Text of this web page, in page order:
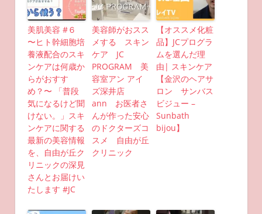
美肌美容 #６
〜ヒト幹細胞培
養液配合のスキ
ンケアは何歳か
らがおすす
め？〜 「普段
気になるけど聞
けない。」スキ
ンケアに関する
最新の美容情報
を、自由が丘ク
リニックの深見
さんとお届けい
たします #JC
美容師がおスス
メする スキン
ケア JC
PROGRAM 美
容室アン アイ
ズ深井店
ann お医者さ
んが作った安心
のドクターズコ
スメ 自由が丘
クリニック
【オススメ化粧
品】JCプログラ
ムを選んだ理
由| スキンケア
【金沢のヘアサ
ロン サンバス
ビジュー –
Sunbath
bijou】